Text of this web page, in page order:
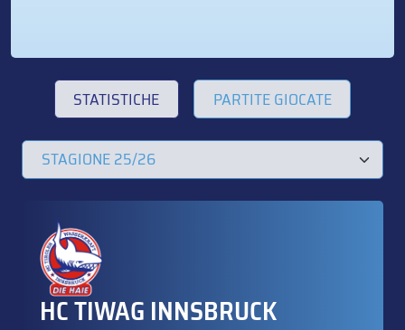
STATISTICHE PARTITE GIOCATE
HC TIWAG INNSBRUCK